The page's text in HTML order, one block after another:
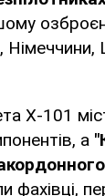
Х-101
а
фахівці,